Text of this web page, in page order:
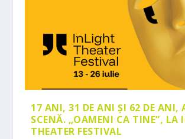
17 ANI, 31 DE ANI ȘI 62 DE ANI,
SCENĂ. „OAMENI CA TINE”, LA
THEATER FESTIVAL